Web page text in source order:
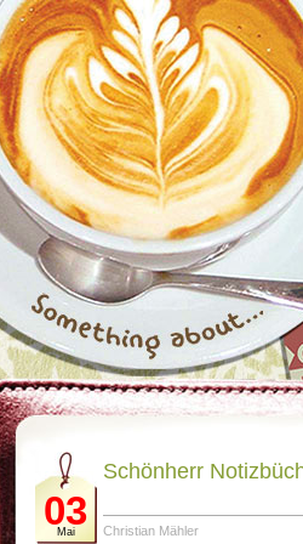
03
Mai
Schönherr
Christian Mähler